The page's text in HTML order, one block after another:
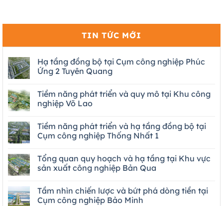
TIN TỨC MỚI
Hạ tầng đồng bộ tại Cụm công nghiệp Phúc
Ứng 2 Tuyên Quang
Tiềm năng phát triển và quy mô tại Khu công
nghiệp Võ Lao
Tiềm năng phát triển và hạ tầng đồng bộ tại
Cụm công nghiệp Thống Nhất 1
Tổng quan quy hoạch và hạ tầng tại Khu vực
sản xuất công nghiệp Bản Qua
Tầm nhìn chiến lược và bứt phá dòng tiền tại
Cụm công nghiệp Bảo Minh